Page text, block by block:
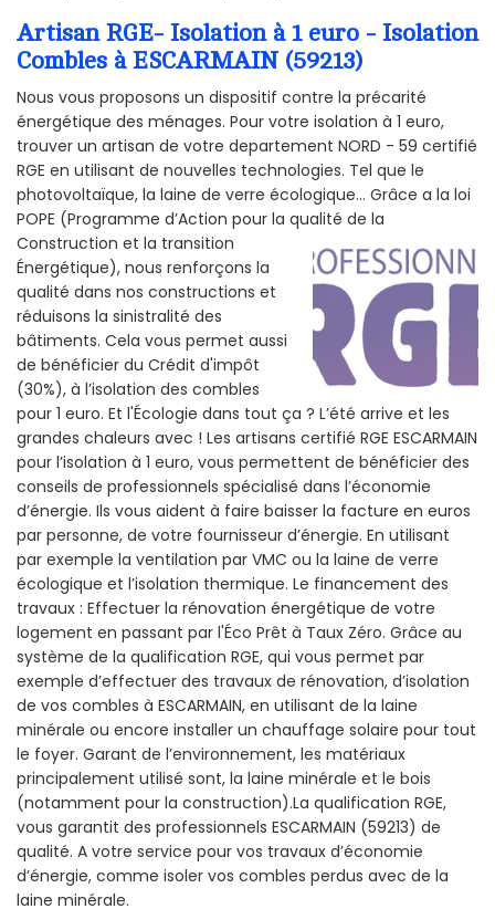
Artisan RGE- Isolation à 1 euro - Isolation
Combles à ESCARMAIN (59213)
Nous vous proposons un dispositif contre la précarité
énergétique des ménages. Pour votre isolation à 1 euro,
trouver un artisan de votre departement NORD - 59 certifié
RGE en utilisant de nouvelles technologies. Tel que le
photovoltaïque, la laine de verre écologique... Grâce a la loi
POPE (Programme d’Action pour la qualité de la
Construction et la transition
Énergétique), nous renforçons la
qualité dans nos constructions et
réduisons la sinistralité des
bâtiments. Cela vous permet aussi
de bénéficier du Crédit d'impôt
(30%), à l’isolation des combles
pour 1 euro. Et l'Écologie dans tout ça ? L’été arrive et les
grandes chaleurs avec ! Les artisans certifié RGE ESCARMAIN
pour l’isolation à 1 euro, vous permettent de bénéficier des
conseils de professionnels spécialisé dans l’économie
d’énergie. Ils vous aident à faire baisser la facture en euros
par personne, de votre fournisseur d’énergie. En utilisant
par exemple la ventilation par VMC ou la laine de verre
écologique et l’isolation thermique. Le financement des
travaux : Effectuer la rénovation énergétique de votre
logement en passant par l'Éco Prêt à Taux Zéro. Grâce au
système de la qualification RGE, qui vous permet par
exemple d’effectuer des travaux de rénovation, d’isolation
de vos combles à ESCARMAIN, en utilisant de la laine
minérale ou encore installer un chauffage solaire pour tout
le foyer. Garant de l’environnement, les matériaux
principalement utilisé sont, la laine minérale et le bois
(notamment pour la construction).La qualification RGE,
vous garantit des professionnels ESCARMAIN (59213) de
qualité. A votre service pour vos travaux d’économie
d’énergie, comme isoler vos combles perdus avec de la
laine minérale.